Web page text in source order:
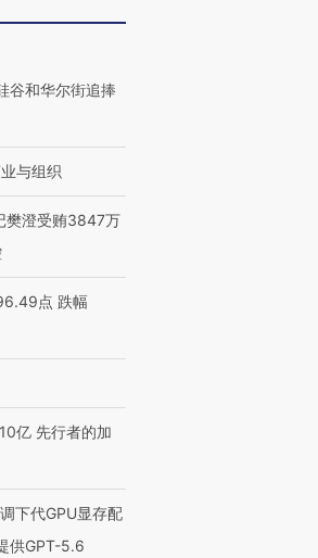
走私7万
体内含3种
视线｜被称为“蟑螂”的印
度Z世代 用街头抗争将教
找100种
【商旅对话】华住集团
谷和华尔街追捧
与组织
樊澄受贿3847万
点 跌幅
亿 先行者的加
下代GPU显存配
供GPT-5.6